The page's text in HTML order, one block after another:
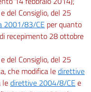
del Consiglio, del 25
2001/83/CE per quanto
recepimento 28 ottobre
del Consiglio, del 25
che modifica ledirettive
ledirettive 2004/8/CE e